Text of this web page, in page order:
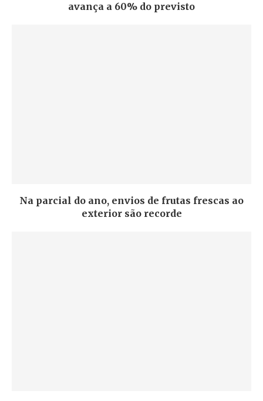
avança a 60% do previsto
Na parcial do ano, envios de frutas frescas ao
exterior são recorde